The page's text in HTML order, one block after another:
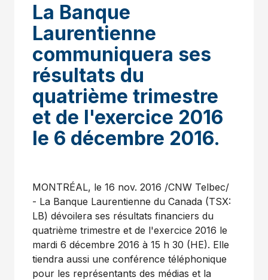
La Banque
Laurentienne
communiquera ses
résultats du
quatrième trimestre
et de l'exercice 2016
le 6 décembre 2016.
MONTRÉAL, le 16 nov. 2016 /CNW Telbec/
- La Banque Laurentienne du Canada (TSX:
LB) dévoilera ses résultats financiers du
quatrième trimestre et de l'exercice 2016 le
mardi 6 décembre 2016 à 15 h 30 (HE). Elle
tiendra aussi une conférence téléphonique
pour les représentants des médias et la